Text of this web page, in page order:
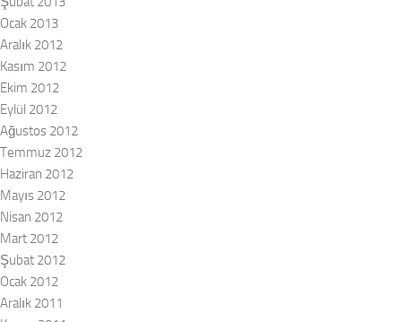
Ocak 2013
Aralık 2012
Kasım 2012
Ekim 2012
Eylül 2012
Ağustos 2012
Temmuz 2012
Haziran 2012
Mayıs 2012
Nisan 2012
Mart 2012
Şubat 2012
Ocak 2012
Aralık 2011